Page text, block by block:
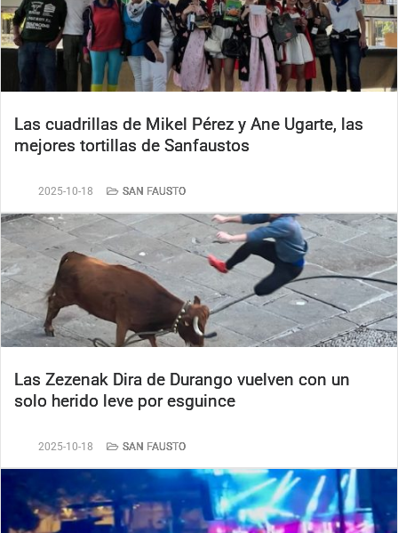
Las cuadrillas de Mikel Pérez y Ane Ugarte, las
mejores tortillas de Sanfaustos
2025-10-18 SAN FAUSTO
Las Zezenak Dira de Durango vuelven con un
solo herido leve por esguince
2025-10-18 SAN FAUSTO